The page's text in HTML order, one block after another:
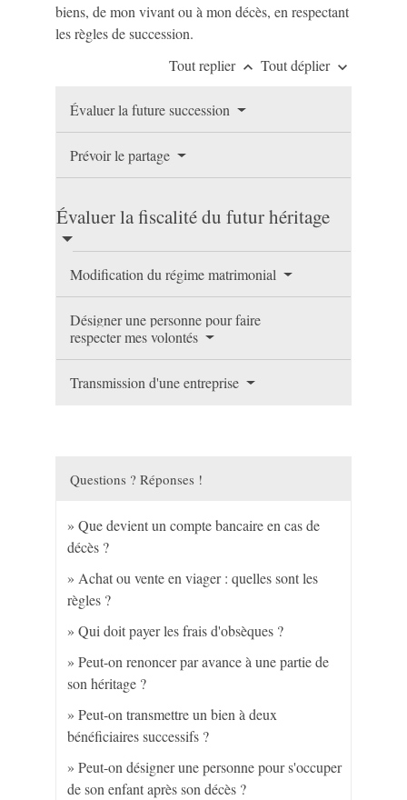
biens, de mon vivant ou à mon décès, en respectant
les règles de succession.
Tout replier keyboard_arrow_up Tout déplier keyboard_arrow_down
Évaluer la future succession
Prévoir le partage
Évaluer la fiscalité du futur héritage
Modification du régime matrimonial
Désigner une personne pour faire
respecter mes volontés
Transmission d'une entreprise
Questions ? Réponses !
Que devient un compte bancaire en cas de
décès ?
Achat ou vente en viager : quelles sont les
règles ?
Qui doit payer les frais d'obsèques ?
Peut-on renoncer par avance à une partie de
son héritage ?
Peut-on transmettre un bien à deux
bénéficiaires successifs ?
Peut-on désigner une personne pour s'occuper
de son enfant après son décès ?